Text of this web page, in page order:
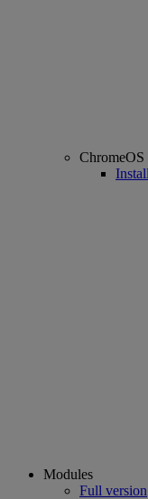
ChromeOS
Modules
Full version